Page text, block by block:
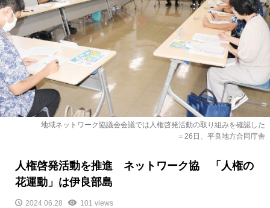
地域ネットワーク協議会会議では人権啓発活動の取り組みを確認した
＝26日、平良地方合同庁舎
人権啓発活動を推進 ネットワーク協 「人権の
花運動」は伊良部島
2024.06.28 101 views